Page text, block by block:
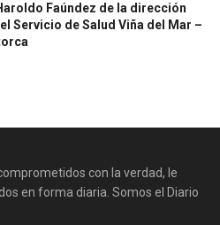
Faúndez de la dirección
Servicio de Salud Viña del Mar –
con la verdad, le
en forma diaria. Somos el Diario